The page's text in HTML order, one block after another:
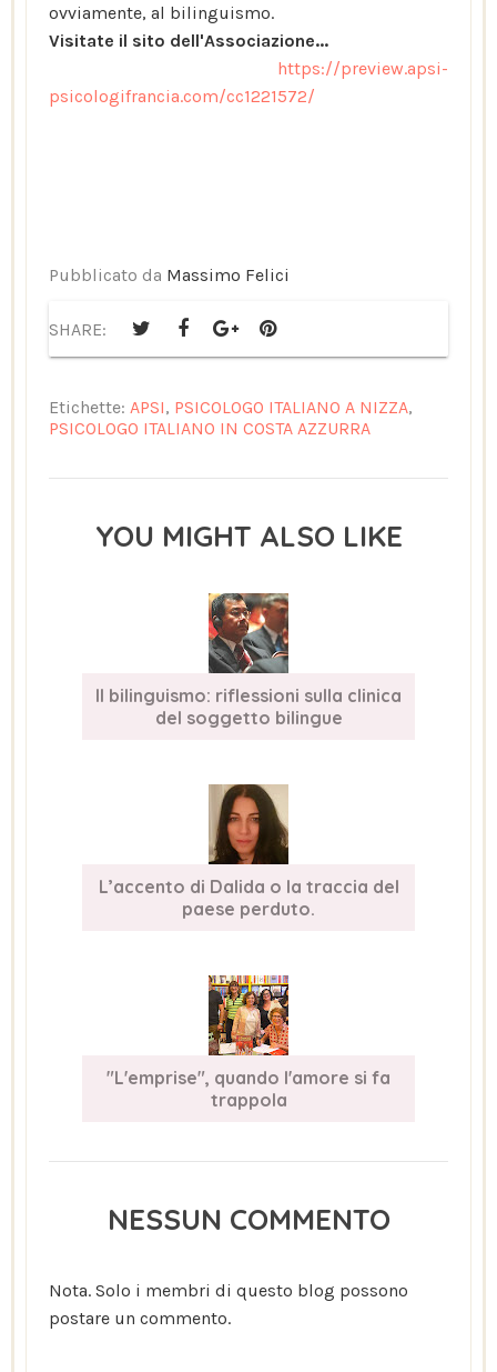
ovviamente, al bilinguismo.
Visitate il sito dell'Associazione...
https://preview.apsi-
psicologifrancia.com/cc1221572/
Pubblicato da Massimo Felici
SHARE:
Etichette: APSI, PSICOLOGO ITALIANO A NIZZA,
PSICOLOGO ITALIANO IN COSTA AZZURRA
YOU MIGHT ALSO LIKE
Il bilinguismo: riflessioni sulla clinica
del soggetto bilingue
L’accento di Dalida o la traccia del
paese perduto.
"L'emprise", quando l'amore si fa
trappola
NESSUN COMMENTO
Nota. Solo i membri di questo blog possono
postare un commento.